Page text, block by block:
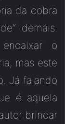
da cobra
demais.
o
mas este
Já falando
é aquela
brincar